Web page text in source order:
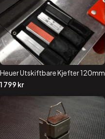
Heuer Utskiftbare Kjefter 120mm
1 799 kr